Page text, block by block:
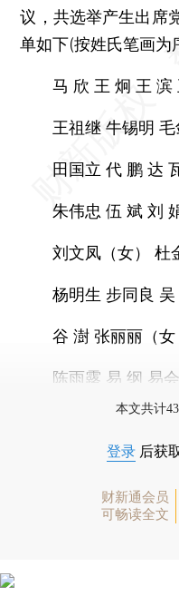
议，共选举产生出席
单如下(按姓氏笔画为
马 欣 王 炯 王 滨
王祖继 牛锡明 毛
田国立 代 鹏 达
朱伟忠 伍 斌 刘
刘文凤（女） 杜
杨明生 步同良 吴
谷 澍 张丽丽（女
陈雨露 易 纲 易会
本文共计
登录 后获
财新通会员
可畅读全文